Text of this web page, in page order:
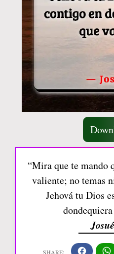
“Mira que te mando
valiente; no temas
Jehová tu Dios